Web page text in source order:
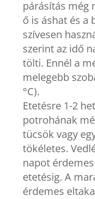
párásítás még
ő is áshat és a
szívesen
szerint az idő
tölti. Ennél a
melegebb
°C).
Etetésre 1-2
potrohának
tücsök vagy
tökéletes.
napot
etetésig. A
érdemes